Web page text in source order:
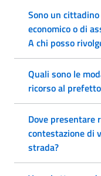
Sono un
economico o di
A chi posso
Quali sono le
ricorso al
Dove presentare
contestazione di
strada?